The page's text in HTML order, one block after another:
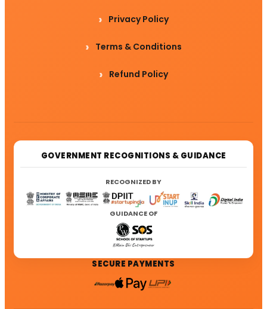
Privacy Policy
Terms & Conditions
Refund Policy
GOVERNMENT RECOGNITIONS & GUIDANCE
RECOGNIZED BY
GUIDANCE OF
SECURE PAYMENTS